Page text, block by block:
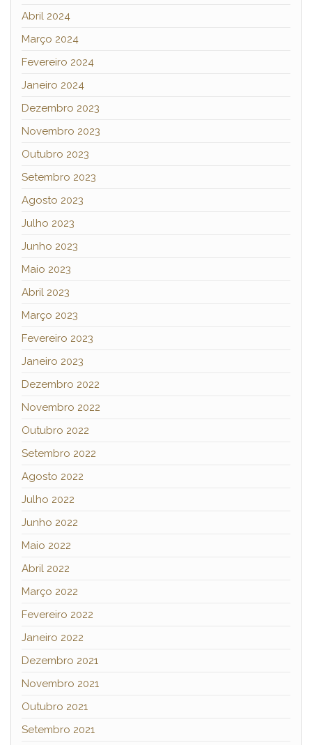
Abril 2024
Março 2024
Fevereiro 2024
Janeiro 2024
Dezembro 2023
Novembro 2023
Outubro 2023
Setembro 2023
Agosto 2023
Julho 2023
Junho 2023
Maio 2023
Abril 2023
Março 2023
Fevereiro 2023
Janeiro 2023
Dezembro 2022
Novembro 2022
Outubro 2022
Setembro 2022
Agosto 2022
Julho 2022
Junho 2022
Maio 2022
Abril 2022
Março 2022
Fevereiro 2022
Janeiro 2022
Dezembro 2021
Novembro 2021
Outubro 2021
Setembro 2021